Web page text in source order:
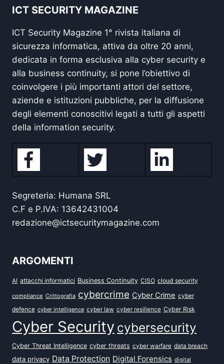
ICT SECURITY MAGAZINE
ICT Security Magazine 1° rivista italiana di
sicurezza informatica, attiva da oltre 20 anni,
dedicata in forma esclusiva alla cyber security e
alla business continuity, si pone l’obiettivo di
coinvolgere i più importanti attori del settore,
aziende e istituzioni pubbliche, per la diffusione
degli elementi conoscitivi legati a tutti gli aspetti
della information security.
Segreteria: Humana SRL
C.F e P.IVA: 13642431004
redazione@ictsecuritymagazine.com
ARGOMENTI
AI attacchi informatici Business Continuity CISO cloud security
compliance Crittografia cybercrime Cyber Crime cyber
defence cyber intelligence cyber law cyber resilience Cyber Risk
Cyber Security cybersecurity
Cyber Threat Intelligence cyber threats cyber warfare data breach
data privacy Data Protection Digital Forensics digital